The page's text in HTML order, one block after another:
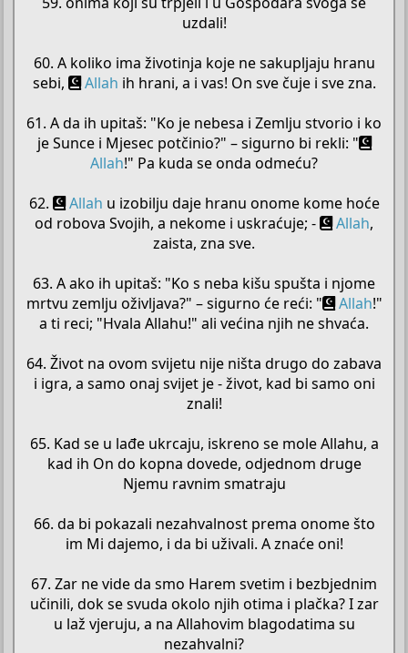
uzdali!
60. A koliko ima životinja koje ne sakupljaju hranu
sebi,
Allah ih hrani, a i vas! On sve čuje i sve zna.
61. A da ih upitaš: "Ko je nebesa i Zemlju stvorio i ko
je Sunce i Mjesec potčinio?" – sigurno bi rekli: "
Allah!" Pa kuda se onda odmeću?
62.
Allah u izobilju daje hranu onome kome hoće
od robova Svojih, a nekome i uskraćuje; -
Allah,
zaista, zna sve.
63. A ako ih upitaš: "Ko s neba kišu spušta i njome
mrtvu zemlju oživljava?" – sigurno će reći: "
Allah!"
a ti reci; "Hvala Allahu!" ali većina njih ne shvaća.
64. Život na ovom svijetu nije ništa drugo do zabava
i igra, a samo onaj svijet je - život, kad bi samo oni
znali!
65. Kad se u lađe ukrcaju, iskreno se mole Allahu, a
kad ih On do kopna dovede, odjednom druge
Njemu ravnim smatraju
66. da bi pokazali nezahvalnost prema onome što
im Mi dajemo, i da bi uživali. A znaće oni!
67. Zar ne vide da smo Harem svetim i bezbjednim
učinili, dok se svuda okolo njih otima i plačka? I zar
u laž vjeruju, a na Allahovim blagodatima su
nezahvalni?